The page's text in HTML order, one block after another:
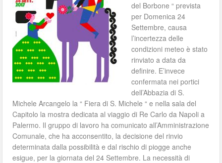
del Borbone “ prevista
per Domenica 24
Settembre, causa
l’incertezza delle
condizioni meteo è stato
rinviato a data da
definire. E’invece
confermata nei portici
dell’Abbazia di S.
Michele Arcangelo la “ Fiera di S. Michele “ e nella sala del
Capitolo la mostra dedicata al viaggio di Re Carlo da Napoli a
Palermo. Il gruppo di lavoro ha comunicato all’Amministrazione
Comunale, che ha acconsentito, la decisione del rinvio
determinata dalla possibilità e dal rischio di piogge anche
esigue, per la giornata del 24 Settembre. La necessità di